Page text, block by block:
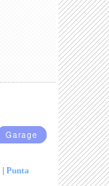
Garage
|Punta